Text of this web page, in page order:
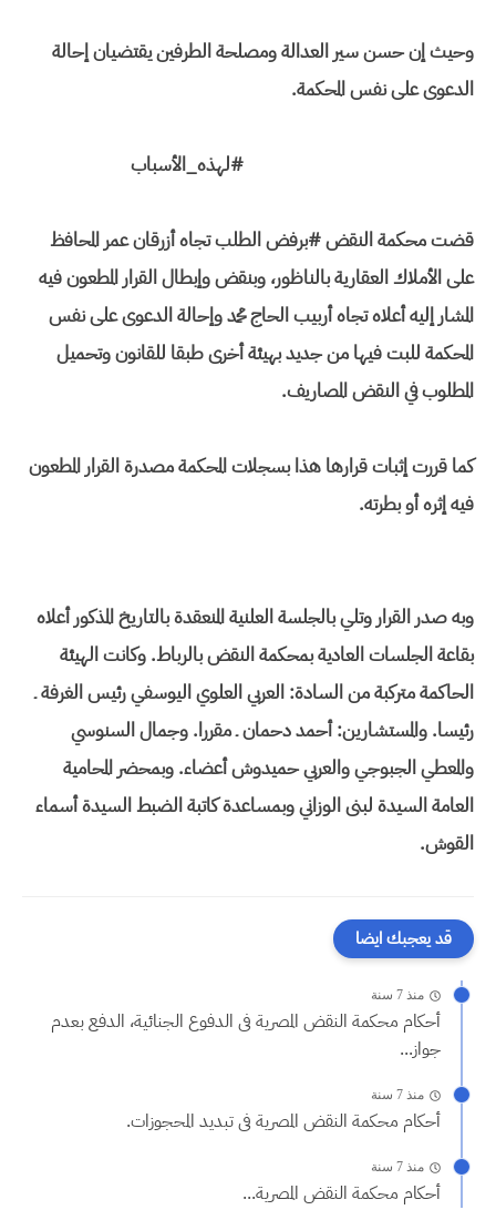
وحيث إن حسن سير العدالة ومصلحة الطرفين يقتضيان إحالة
الدعوى على نفس المحكمة.
#لهذه_الأسباب
قضت محكمة النقض #برفض الطلب تجاه أزرقان عمر المحافظ
على الأملاك العقارية بالناظور، وبنقض وإبطال القرار المطعون فيه
المشار إليه أعلاه تجاه أربيب الحاج محمد وإحالة الدعوى على نفس
المحكمة للبت فيها من جديد بهيئة أخرى طبقا للقانون وتحميل
المطلوب في النقض المصاريف.
كما قررت إثبات قرارها هذا بسجلات المحكمة مصدرة القرار المطعون
فيه إثره أو بطرته.
وبه صدر القرار وتلي بالجلسة العلنية المنعقدة بالتاريخ المذكور أعلاه
بقاعة الجلسات العادية بمحكمة النقض بالرباط. وكانت الهيئة
الحاكمة متركبة من السادة: العربي العلوي اليوسفي رئيس الغرفة ـ
رئيسا. والمستشارين: أحمد دحمان ـ مقررا. وجمال السنوسي
والمعطي الجبوجي والعربي حميدوش أعضاء. وبمحضر المحامية
العامة السيدة لبنى الوزاني وبمساعدة كاتبة الضبط السيدة أسماء
القوش.
قد يعجبك ايضا
منذ 7 سنة
أحكام محكمة النقض المصرية فى الدفوع الجنائية، الدفع بعدم
جواز...
منذ 7 سنة
أحكام محكمة النقض المصرية فى تبديد المحجوزات.
منذ 7 سنة
أحكام محكمة النقض المصرية...